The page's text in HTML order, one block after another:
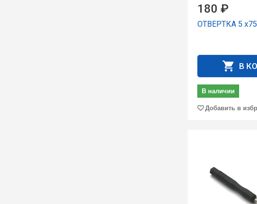
180 ₽
ОТВЕРТКА 5
В
В наличии
Добавить в